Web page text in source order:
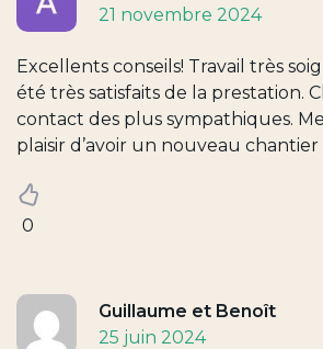
21 novembre 2024
Excellents conseils! Travail très
été très satisfaits de la prestation.
contact des plus sympathiques.
plaisir d’avoir un nouveau chantier
0
Guillaume et Benoît
25 juin 2024